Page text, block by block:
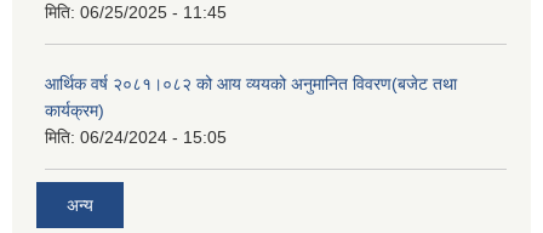
मिति: 06/25/2025 - 11:45
आर्थिक वर्ष २०८१।०८२ को आय व्ययको अनुमानित विवरण(बजेट तथा
कार्यक्रम)
मिति: 06/24/2024 - 15:05
अन्य